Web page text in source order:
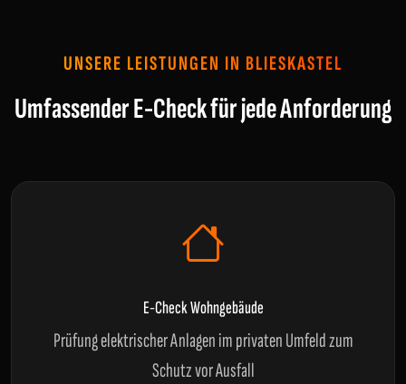
UNSERE LEISTUNGEN IN BLIESKASTEL
Umfassender E-Check für jede Anforderung
E-Check Wohngebäude
Prüfung elektrischer Anlagen im privaten Umfeld zum
Schutz vor Ausfall